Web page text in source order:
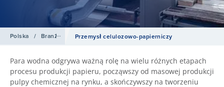
Polska / Branża Przemysł celulozowo-papierniczy
Para wodna odgrywa ważną rolę na wielu różnych etapach
procesu produkcji papieru, począwszy od masowej produkcji
pulpy chemicznej na rynku, a skończywszy na tworzeniu